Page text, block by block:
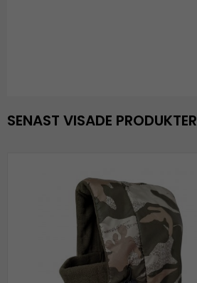
SENAST VISADE PRODUKTER